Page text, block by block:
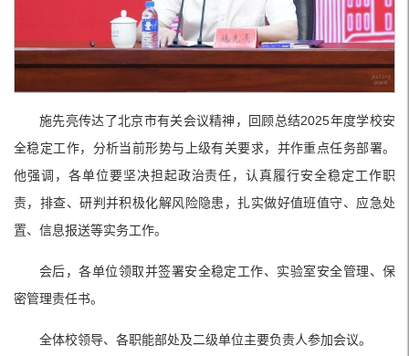
施先亮传达了北京市有关会议精神，回顾总结2025年度学校安
全稳定工作，分析当前形势与上级有关要求，并作重点任务部署。
他强调，各单位要坚决担起政治责任，认真履行安全稳定工作职
责，排查、研判并积极化解风险隐患，扎实做好值班值守、应急处
置、信息报送等实务工作。
会后，各单位领取并签署安全稳定工作、实验室安全管理、保
密管理责任书。
全体校领导、各职能部处及二级单位主要负责人参加会议。